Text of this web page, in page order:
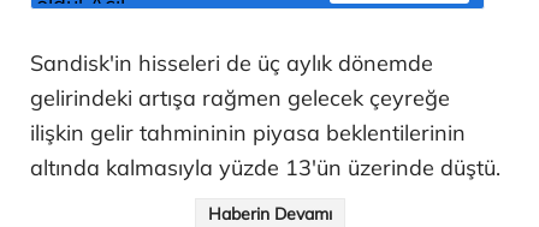
Sandisk'in hisseleri de üç aylık dönemde
gelirindeki artışa rağmen gelecek çeyreğe
ilişkin gelir tahmininin piyasa beklentilerinin
altında kalmasıyla yüzde 13'ün üzerinde düştü.
Haberin Devamı